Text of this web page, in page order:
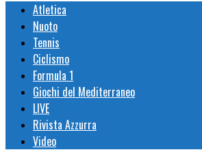
Atletica
Nuoto
Tennis
Ciclismo
Formula 1
Giochi del Mediterraneo
LIVE
Rivista Azzurra
Video